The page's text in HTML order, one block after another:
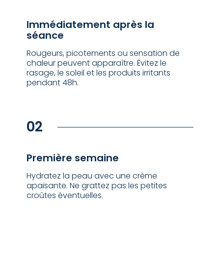
Immédiatement après la
séance
Rougeurs, picotements ou sensation de
chaleur peuvent apparaître. Évitez le
rasage, le soleil et les produits irritants
pendant 48h.
02
⁠Première semaine
Hydratez la peau avec une crème
apaisante. Ne grattez pas les petites
croûtes éventuelles.